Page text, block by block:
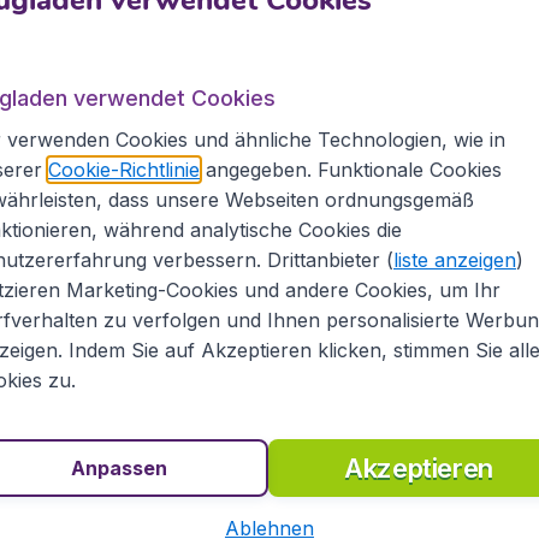
Flugladen.at
Beachten Sie unser umfangreiches Angebot an
anderen internationalen Destinationen.
an Flugpreisen von vielen bekannten
unf Air Berlin, aber auch von vielen
Airways, Lufthansa, SWISS oder KLM. In
in einem Überblick unsere günstigsten
nach Querétaro schnell und bequem online
Ihrem Reisebudget!
sondern auch günstige Hotels und Mietwagen
Mitarbeiter beraten Sie gerne und helfen
Zahlung Ihrer Reise.
verwendet Cookies
verwenden Cookies und ähnliche Technologien, wie in
Cookie-Richtlinieangegeben. Funktionale Cookies
dass unsere Webseiten ordnungsgemäß
während analytische Cookies die
verbessern. Drittanbieter (liste anzeigen)
Marketing-Cookies und andere Cookies, um Ihr
zu verfolgen und Ihnen personalisierte
Indem Sie auf Akzeptieren klicken, stimmen Sie
zu.
Akzeptieren
Anpassen
Ablehnen